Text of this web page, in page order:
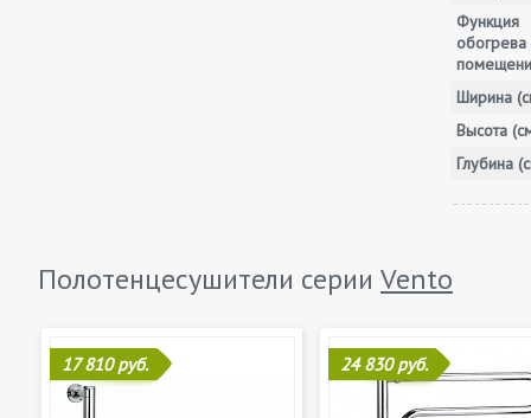
Функция
обогрева
Ширина
Высота
Глубина
Полотенцесушители серии Vento
17 810 руб. 24 830 руб.